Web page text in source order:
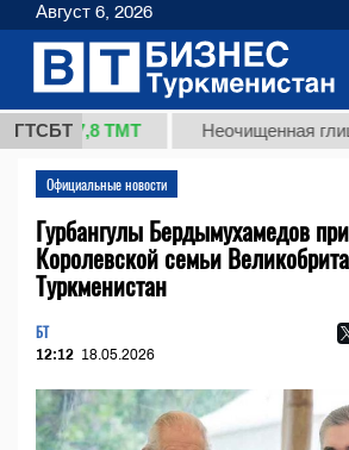
ГТСБТ
37,8 ТМТ Неочищенная
Официальные новости
Гурбангулы Бердымухамедов
Королевской семьи
Туркменистан
БТ
12:12 18.05.2026
Август 6, 2026